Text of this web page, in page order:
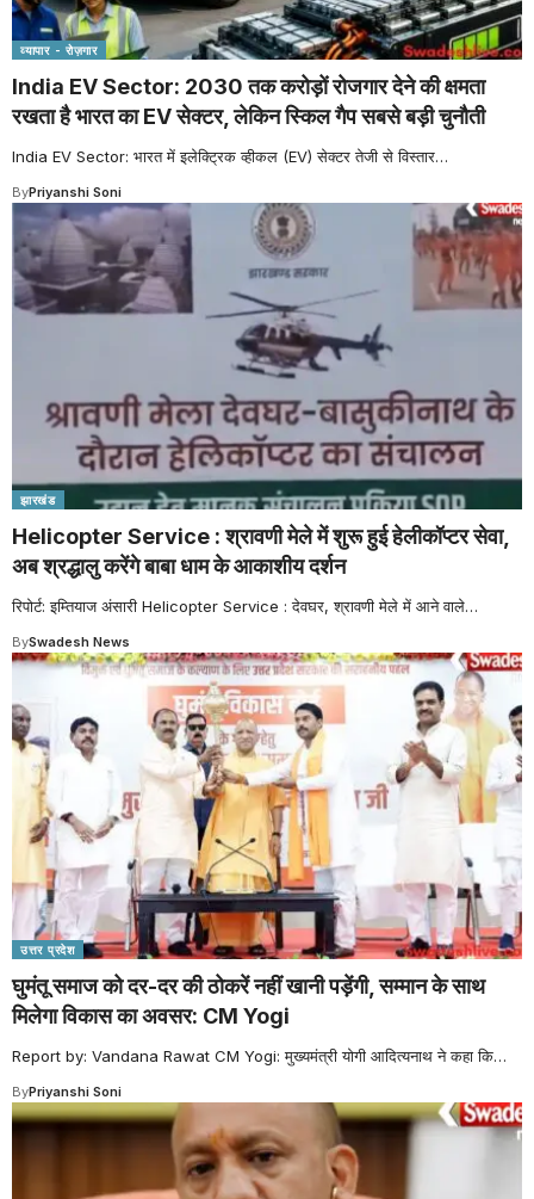
व्यापार - रोज़गार
India EV Sector: 2030 तक करोड़ों रोजगार देने की क्षमता
रखता है भारत का EV सेक्टर, लेकिन स्किल गैप सबसे बड़ी चुनौती
India EV Sector: भारत में इलेक्ट्रिक व्हीकल (EV) सेक्टर तेजी से विस्तार…
ByPriyanshi Soni
झारखंड
Helicopter Service : श्रावणी मेले में शुरू हुई हेलीकॉप्टर सेवा,
अब श्रद्धालु करेंगे बाबा धाम के आकाशीय दर्शन
रिपोर्ट: इम्तियाज अंसारी Helicopter Service : देवघर, श्रावणी मेले में आने वाले…
BySwadesh News
उत्तर प्रदेश
घुमंतू समाज को दर-दर की ठोकरें नहीं खानी पड़ेंगी, सम्मान के साथ
मिलेगा विकास का अवसर: CM Yogi
Report by: Vandana Rawat CM Yogi: मुख्यमंत्री योगी आदित्यनाथ ने कहा कि…
ByPriyanshi Soni